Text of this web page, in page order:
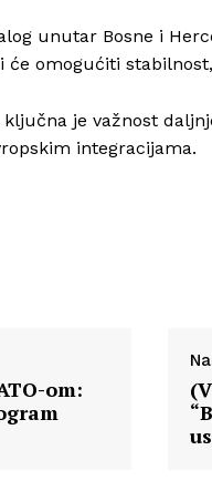
unutar Bosne i
će omogućiti
je važnost
integracijama.
om: